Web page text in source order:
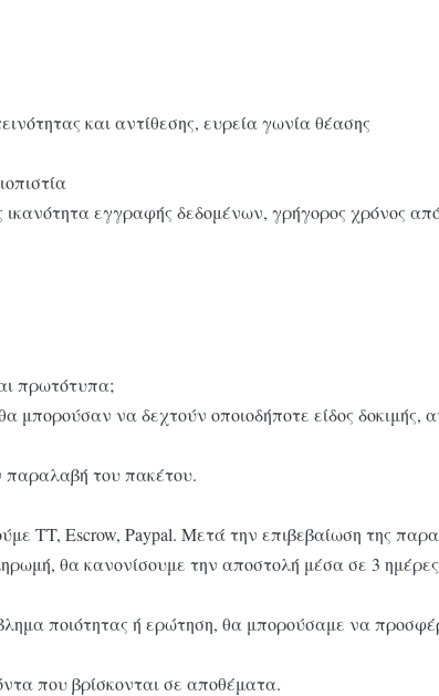
και αντίθεσης, ευρεία γωνία θέασης
εγγραφής δεδομένων, γρήγορος χρόνος
πρωτότυπα;
να δεχτούν οποιοδήποτε είδος
παραλαβή του πακέτου.
TT, Escrow, Paypal. Μετά την επιβεβαίωση της
θα κανονίσουμε την αποστολή μέσα σε 3
ποιότητας ή ερώτηση, θα μπορούσαμε να
που βρίσκονται σε αποθέματα.